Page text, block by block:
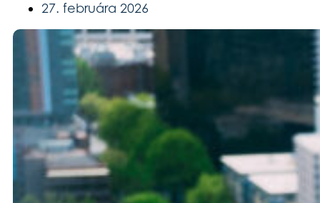
27. februára 2026